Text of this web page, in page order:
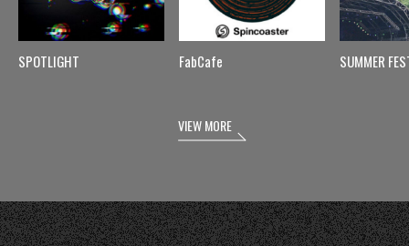
SPOTLIGHT FabCafe SUMMER
VIEW MORE